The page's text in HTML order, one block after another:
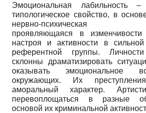
Эмоциональная лабильность –
типологическое свойство, в
нервно-психическая
проявляющаяся в изменчивости
настроя и активности в
референтной группы.
склонны драматизировать
оказывать эмоциональное
окружающих. Их
аморальный характер.
перевоплощаться в разные
основой их криминальной